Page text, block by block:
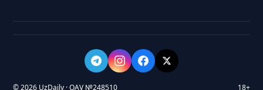
© 2026 UzDaily · OAV №248510 18+